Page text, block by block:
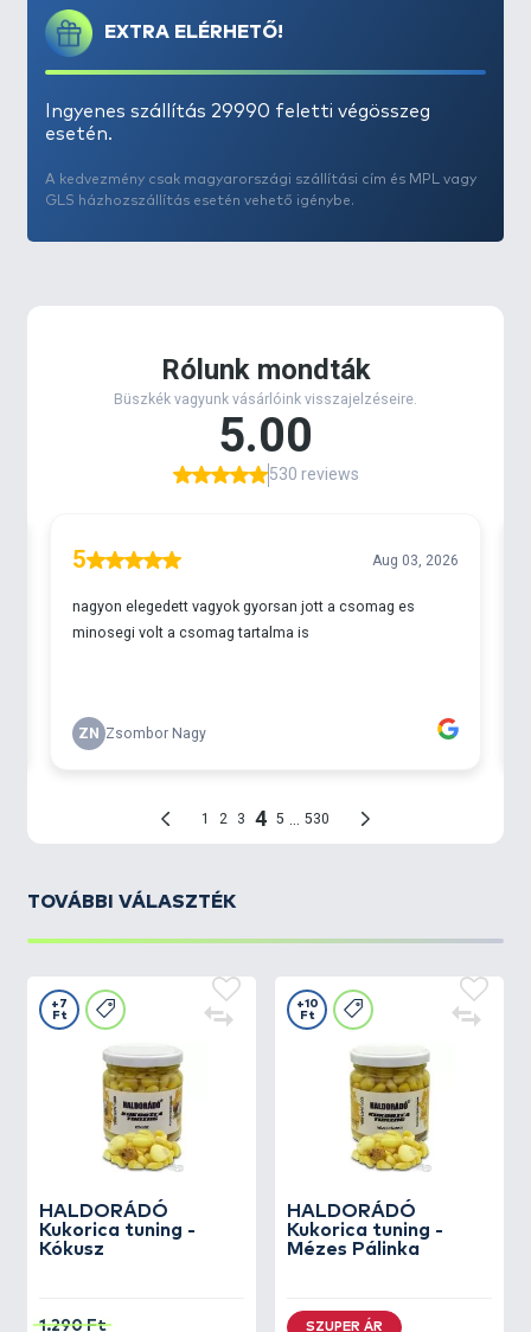
EXTRA ELÉRHETŐ!
Ingyenes szállítás 29990 feletti végösszeg
esetén.
A kedvezmény csak magyarországi szállítási cím és MPL vagy
GLS házhozszállítás esetén vehető igénybe.
TOVÁBBI VÁLASZTÉK
HALDORÁDÓ
Kukorica tuning -
Kókusz
+7
Ft
1.290 Ft
HALDORÁDÓ
Kukorica tuning -
Mézes Pálinka
+10
Ft
SZUPER ÁR